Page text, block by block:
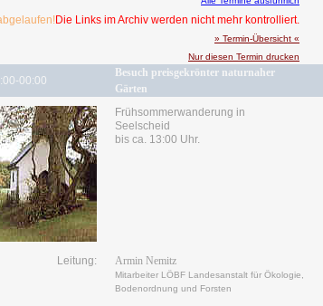
Die Links im Archiv werden nicht mehr kontrolliert.
» Termin-Übersicht «
Nur diesen Termin drucken
00:00
Besuch preisgekrönter naturnaher
Gärten
Frühsommerwanderung in
Seelscheid
bis ca. 13:00 Uhr.
Leitung: Armin Nemitz
Mitarbeiter LÖBF Landesanstalt für Ökologie,
Bodenordnung und Forsten